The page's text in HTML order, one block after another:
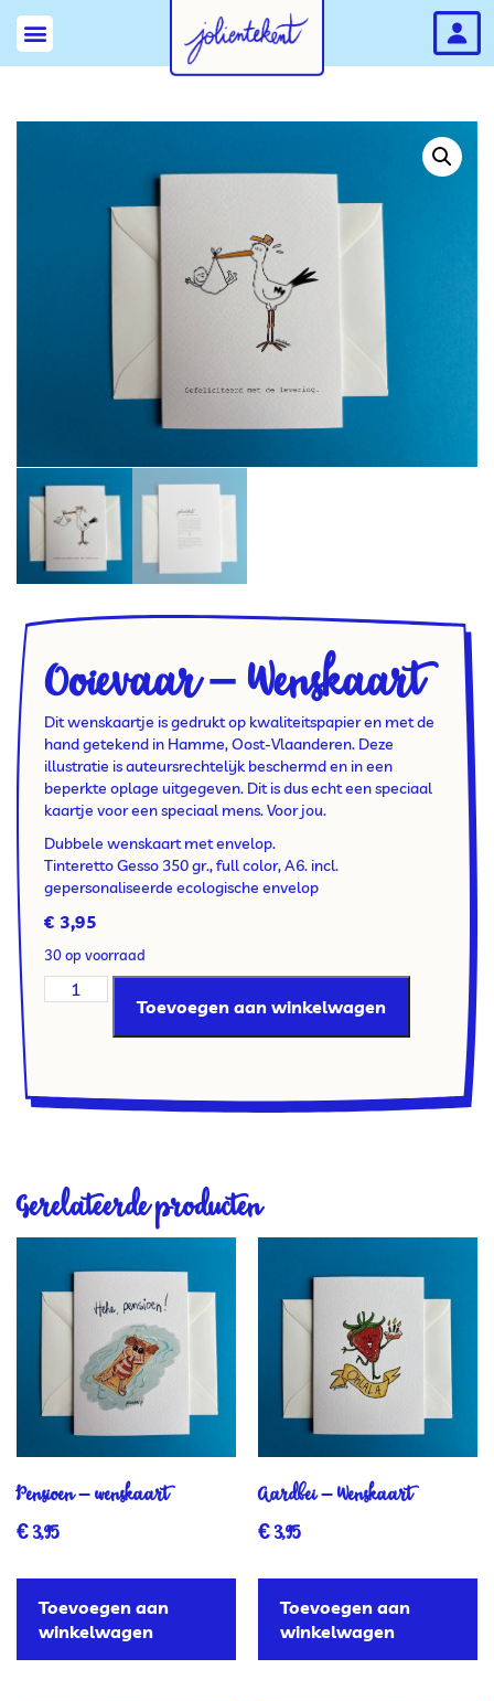
Ooievaar – Wenskaart
Dit wenskaartje is gedrukt op kwaliteitspapier en met de
hand getekend in Hamme, Oost-Vlaanderen. Deze
illustratie is auteursrechtelijk beschermd en in een
beperkte oplage uitgegeven. Dit is dus echt een speciaal
kaartje voor een speciaal mens. Voor jou.
Dubbele wenskaart met envelop.
Tinteretto Gesso 350 gr., full color, A6. incl.
gepersonaliseerde ecologische envelop
€ 3,95
30 op voorraad
Toevoegen aan winkelwagen
Gerelateerde producten
Pensioen – wenskaart
€3,95
Toevoegen aan
winkelwagen
Aardbei – Wenskaart
€3,95
Toevoegen aan
winkelwagen